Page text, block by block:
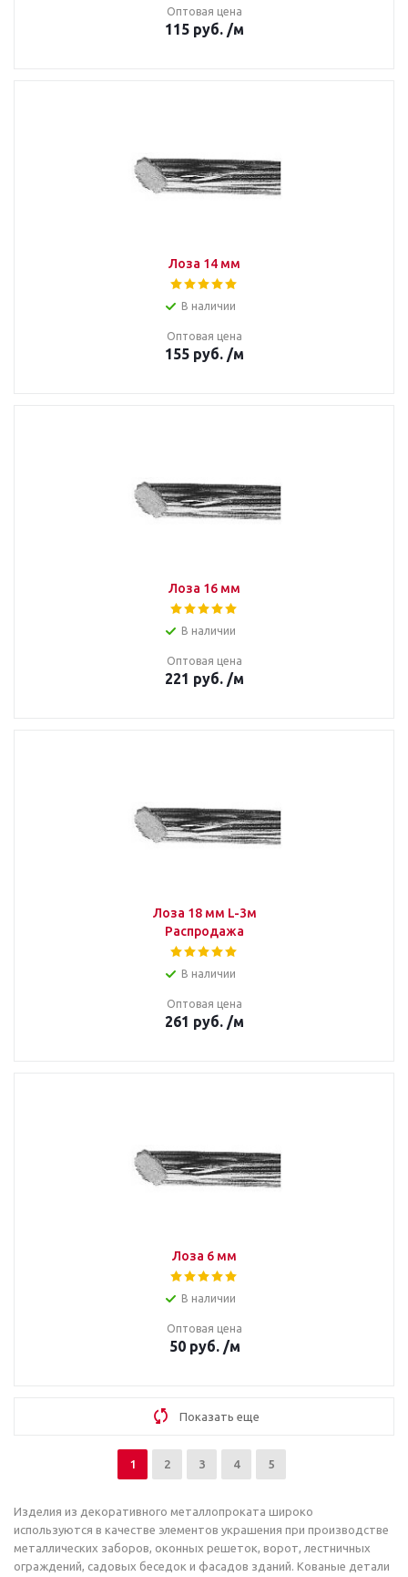
Оптовая цена
115 руб. /м
Лоза 14 мм
В наличии
Оптовая цена
155 руб. /м
Лоза 16 мм
В наличии
Оптовая цена
221 руб. /м
Лоза 18 мм L-3м
Распродажа
В наличии
Оптовая цена
261 руб. /м
Лоза 6 мм
В наличии
Оптовая цена
50руб. /м
Показать еще
1 2 3 4 5
Изделия из декоративного металлопроката широко
используются в качестве элементов украшения при производстве
металлических заборов, оконных решеток, ворот, лестничных
ограждений, садовых беседок и фасадов зданий. Кованые детали